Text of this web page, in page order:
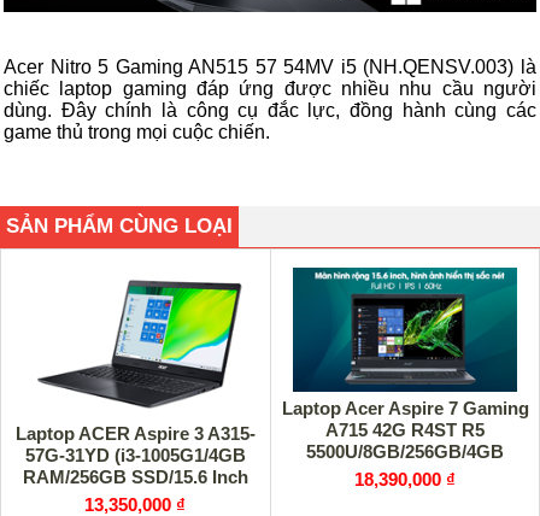
Acer Nitro 5 Gaming AN515 57 54MV i5 (NH.QENSV.003) là
chiếc laptop gaming đáp ứng được nhiều nhu cầu người
dùng. Đây chính là công cụ đắc lực, đồng hành cùng các
game thủ trong mọi cuộc chiến.
SẢN PHẨM CÙNG LOẠI
Laptop ACER Aspire 3 A315-
57G-31YD (i3-1005G1/4GB
RAM/256GB SSD/15.6 Inch
FHD/VGA MX330_2GB/Win10
13,350,000 ₫
Laptop Acer Aspire 7 Gaming
A715 42G R4ST R5
5500U/8GB/256GB/4GB
GTX1650/Win10
18,390,000 ₫